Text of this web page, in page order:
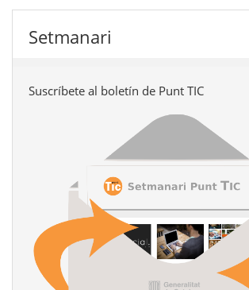
Setmanari
Suscríbete al boletín de Punt TIC